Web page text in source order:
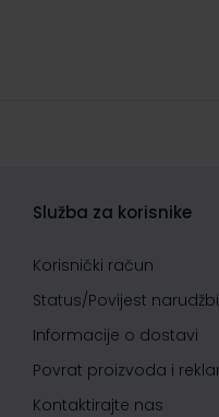
Služba za korisnike
Korisnički račun
Status/Povijest narudžbi
Informacije o dostavi
Povrat proizvoda i
Kontaktirajte nas